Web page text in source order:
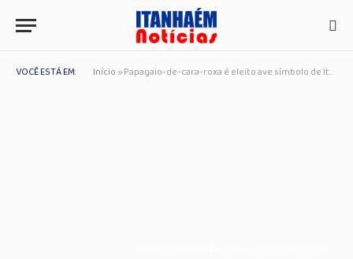
VOCÊ ESTÁ EM: Início »Papagaio-de-cara-roxa é eleito ave símbolo de Itanhaém e reforça identidade ecológica da cidade